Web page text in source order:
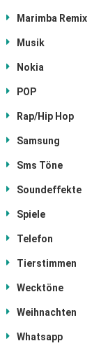
Marimba Remix
Musik
Nokia
POP
Rap/Hip Hop
Samsung
Sms Töne
Soundeffekte
Spiele
Telefon
Tierstimmen
Wecktöne
Weihnachten
Whatsapp